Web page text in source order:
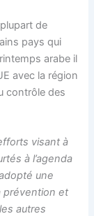
de
pays qui
arabe il
avec la région
contrôle des
visant à
à l’agenda
une
prévention et
autres